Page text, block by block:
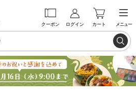
クーポン ログイン カート メニュー